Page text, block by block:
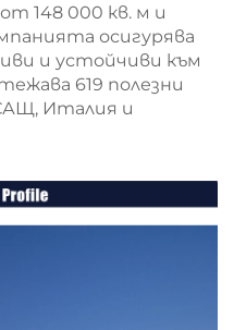
148 000 кв. м и
осигурява
и устойчиви към
619 полезни
Италия и